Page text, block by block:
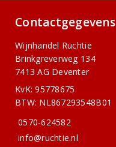
Contactgegevens
Wijnhandel Ruchtie
Brinkgreverweg 134
7413 AG Deventer
KvK: 95778675
BTW: NL867293548B01
0570-624582
info@ruchtie.nl